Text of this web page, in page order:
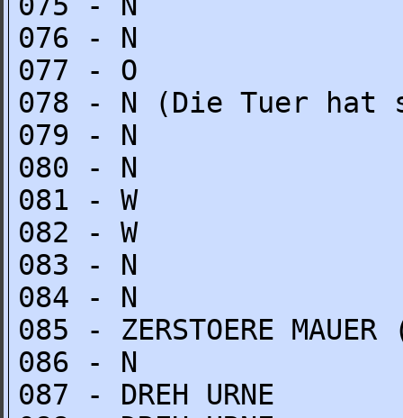
076 - N
077 - O
078 - N (Die Tuer
079 - N
080 - N
081 - W
082 - W
083 - N
084 - N
085 - ZERSTOERE
086 - N
087 - DREH URNE